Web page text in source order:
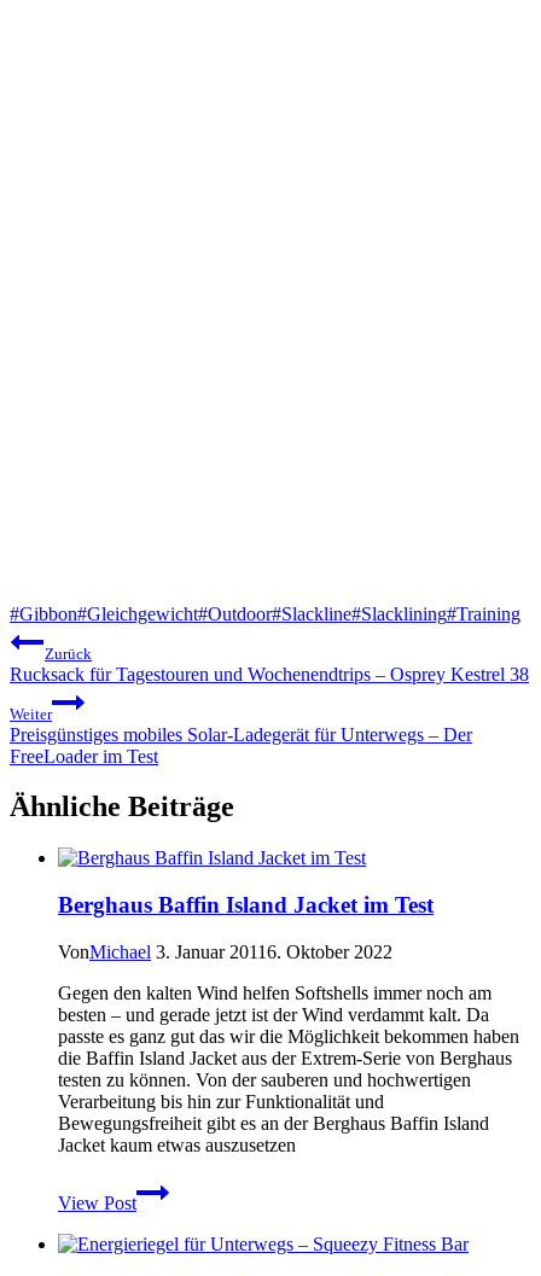
Schlagworte:
#Gibbon#Gleichgewicht#Outdoor#Slackline#Slacklining#Training
Beitragsnavigation
Zurück
Rucksack für Tagestouren und Wochenendtrips – Osprey Kestrel 38
Weiter
Preisgünstiges mobiles Solar-Ladegerät für Unterwegs – Der
FreeLoader im Test
Ähnliche Beiträge
Berghaus Baffin Island Jacket im Test
VonMichael 3. Januar 20116. Oktober 2022
Gegen den kalten Wind helfen Softshells immer noch am
besten – und gerade jetzt ist der Wind verdammt kalt. Da
passte es ganz gut das wir die Möglichkeit bekommen haben
die Baffin Island Jacket aus der Extrem-Serie von Berghaus
testen zu können. Von der sauberen und hochwertigen
Verarbeitung bis hin zur Funktionalität und
Bewegungsfreiheit gibt es an der Berghaus Baffin Island
Jacket kaum etwas auszusetzen
View Post
Berghaus
Baffin
Jacket